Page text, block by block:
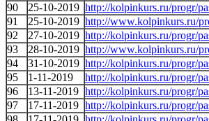
90
25-10-2019 http://kolpinkurs.ru/progr/
91
25-10-2019 http://www.kolpinkurs.ru/
92
27-10-2019 http://kolpinkurs.ru/progr/
93
28-10-2019 http://www.kolpinkurs.ru/
94
31-10-2019 http://kolpinkurs.ru/progr/
95
1-11-2019
http://kolpinkurs.ru/progr/
96
13-11-2019 http://kolpinkurs.ru/progr/
97
17-11-2019 http://kolpinkurs.ru/progr/